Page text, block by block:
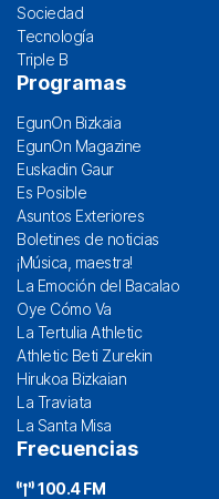
Sociedad
Tecnología
Triple B
Programas
EgunOn Bizkaia
EgunOn Magazine
Euskadin Gaur
Es Posible
Asuntos Exteriores
Boletines de noticias
¡Música, maestra!
La Emoción del Bacalao
Oye Cómo Va
La Tertulia Athletic
Athletic Beti Zurekin
Hirukoa Bizkaian
La Traviata
La Santa Misa
Frecuencias
100.4 FM